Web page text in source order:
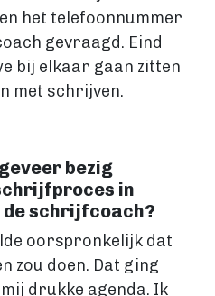
het telefoonnummer
gevraagd. Eind
bij elkaar gaan zitten
met schrijven.
bezig
in
schrijfcoach?
oorspronkelijk dat
zou doen. Dat ging
drukke agenda. Ik